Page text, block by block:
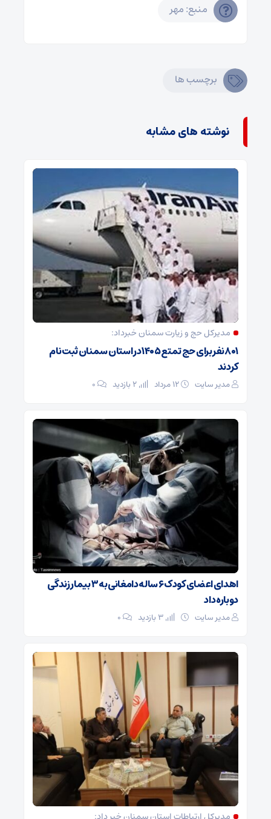
منبع: مهر
برچسب ها
نوشته های مشابه
مدیرکل حج و زیارت ‌سمنان خبرداد:
۸۰۱ نفر برای حج تمتع ۱۴۰۵ در استان سمنان ثبت نام
کردند
مدیر سایت ۰
اهدای اعضای کودک ۶ ساله دامغانی به ۳ بیمار زندگی
دوباره داد
مدیر سایت ۰